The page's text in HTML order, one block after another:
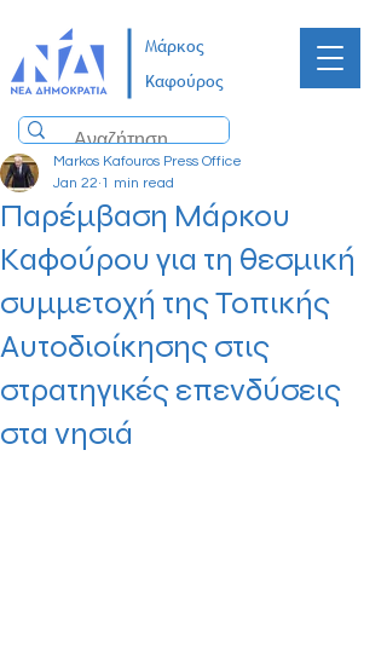
Μάρκος
Καφούρος
Παρέμβαση Μάρκου
Καφούρου για τη θεσμική
συμμετοχή της Τοπικής
Αυτοδιοίκησης στις
στρατηγικές επενδύσεις
στα νησιά
Markos Kafouros Press Office
Jan 22 1 min read